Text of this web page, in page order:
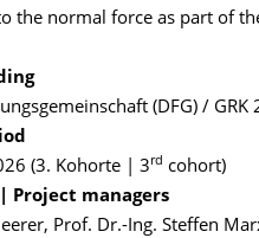
the normal force as part of
(DFG) / GRK
(3. Kohorte | 3rd cohort)
Project managers
Prof. Dr.-Ing. Steffen